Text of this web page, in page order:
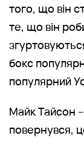
того, що він
те, що він
бокс
популярний
Майк Тайсон
повернувся,